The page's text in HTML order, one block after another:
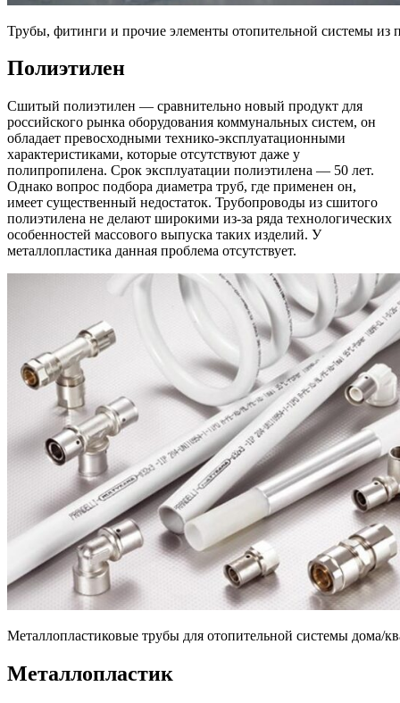
Трубы, фитинги и прочие элементы отопительной системы из
Полиэтилен
Сшитый полиэтилен — сравнительно новый продукт для
российского рынка оборудования коммунальных систем, он
обладает превосходными технико-эксплуатационными
характеристиками, которые отсутствуют даже у
полипропилена. Срок эксплуатации полиэтилена — 50 лет.
Однако вопрос подбора диаметра труб, где применен он,
имеет существенный недостаток. Трубопроводы из сшитого
полиэтилена не делают широкими из-за ряда технологических
особенностей массового выпуска таких изделий. У
металлопластика данная проблема отсутствует.
Металлопластиковые трубы для отопительной системы дома/
Металлопластик